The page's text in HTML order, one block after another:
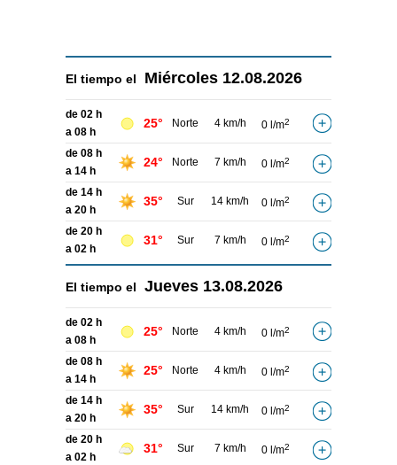
El tiempo el Miércoles 12.08.2026
de 02 h
a 08 h
25° Norte 4 km/h 0 l/m2
de 08 h
a 14 h
24° Norte 7 km/h 0 l/m2
de 14 h
a 20 h
35° Sur 14 km/h 0 l/m2
de 20 h
a 02 h
31° Sur 7 km/h 0 l/m2
El tiempo el Jueves 13.08.2026
de 02 h
a 08 h
25° Norte 4 km/h 0 l/m2
de 08 h
a 14 h
25° Norte 4 km/h 0 l/m2
de 14 h
a 20 h
35° Sur 14 km/h 0 l/m2
de 20 h
a 02 h
31° Sur 7 km/h 0 l/m2